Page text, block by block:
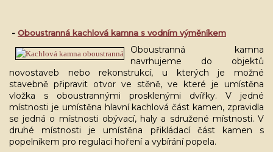
- Oboustranná kachlová kamna s vodním výměníkem
Oboustranná kamna
navrhujeme do objektů
novostaveb nebo rekonstrukcí, u kterých je možné
stavebně připravit otvor ve stěně, ve které je umístěna
vložka s oboustrannými prosklenými dvířky. V jedné
místnosti je umístěna hlavní kachlová část kamen, zpravidla
se jedná o místnosti obývací, haly a sdružené místnosti. V
druhé místnosti je umístěna přikládací část kamen s
popelníkem pro regulaci hoření a vybírání popela.